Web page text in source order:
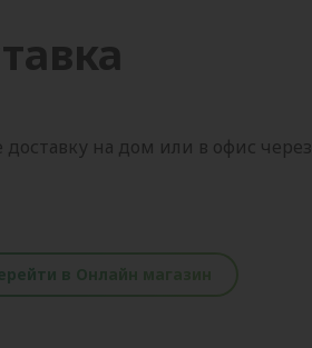
доставку на дом или в офис через
в Онлайн магазин